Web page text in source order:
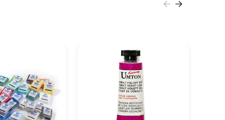
Cernit
Tempera UMTON 16 ml